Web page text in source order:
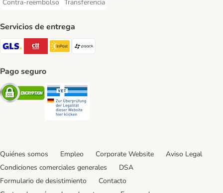
Contra-reembolso
Contra-reembolso Payment Method
Transferencia
Transferencia Payment Method
Servicios de entrega
GLS Shipping Method
CTTExpress Shipping Method
InPost Shipping Method
Pago seguro
Security
Quiénes somos Empleo Corporate Website
Aviso Legal
Condiciones comerciales generales
DSA
Formulario de desistimiento
Contacto